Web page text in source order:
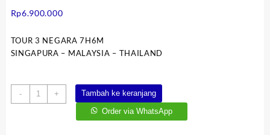
Rp6.900.000
TOUR 3 NEGARA 7H6M
SINGAPURA – MALAYSIA – THAILAND
-
Kuantitas
TOUR
+
Tambah ke keranjang
Order via WhatsApp